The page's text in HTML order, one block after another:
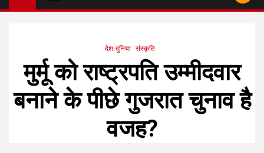
देश-दुनिया संस्कृति
मुर्मू को राष्ट्रपति उम्मीदवार
बनाने के पीछे गुजरात चुनाव है
वजह?